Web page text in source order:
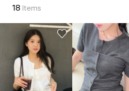
18 Items